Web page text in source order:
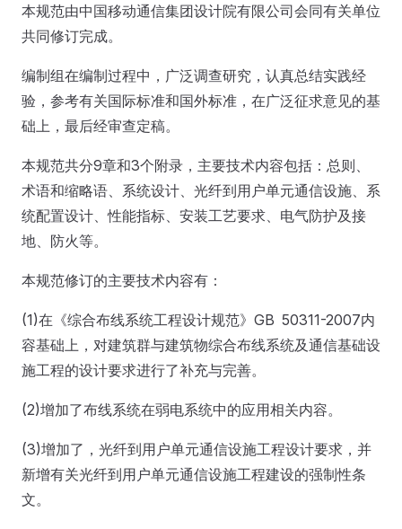
本规范由中国移动通信集团设计院有限公司会同有关单位
共同修订完成。
编制组在编制过程中，广泛调查研究，认真总结实践经
验，参考有关国际标准和国外标准，在广泛征求意见的基
础上，最后经审查定稿。
本规范共分9章和3个附录，主要技术内容包括：总则、
术语和缩略语、系统设计、光纤到用户单元通信设施、系
统配置设计、性能指标、安装工艺要求、电气防护及接
地、防火等。
本规范修订的主要技术内容有：
(1)在《综合布线系统工程设计规范》GB 50311-2007内
容基础上，对建筑群与建筑物综合布线系统及通信基础设
施工程的设计要求进行了补充与完善。
(2)增加了布线系统在弱电系统中的应用相关内容。
(3)增加了，光纤到用户单元通信设施工程设计要求，并
新增有关光纤到用户单元通信设施工程建设的强制性条
文。